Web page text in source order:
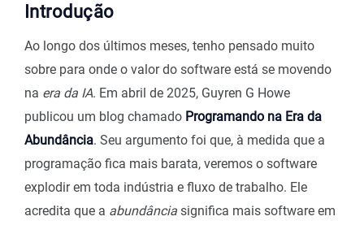
Introdução
Ao longo dos últimos meses, tenho pensado muito
sobre para onde o valor do software está se movendo
na era da IA. Em abril de 2025, Guyren G Howe
publicou um blog chamado Programando na Era da
Abundância. Seu argumento foi que, à medida que a
programação fica mais barata, veremos o software
explodir em toda indústria e fluxo de trabalho. Ele
acredita que a abundância significa mais software em